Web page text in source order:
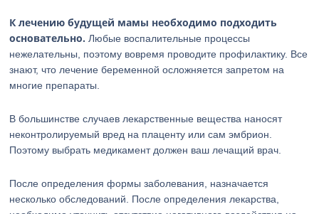
К лечению будущей мамы необходимо подходить
основательно. Любые воспалительные процессы
нежелательны, поэтому вовремя проводите профилактику. Все
знают, что лечение беременной осложняется запретом на
многие препараты.
В большинстве случаев лекарственные вещества наносят
неконтролируемый вред на плаценту или сам эмбрион.
Поэтому выбрать медикамент должен ваш лечащий врач.
После определения формы заболевания, назначается
несколько обследований. После определения лекарства,